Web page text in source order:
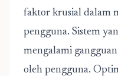
faktor krusial dalam
pengguna. Sistem
mengalami
oleh pengguna.